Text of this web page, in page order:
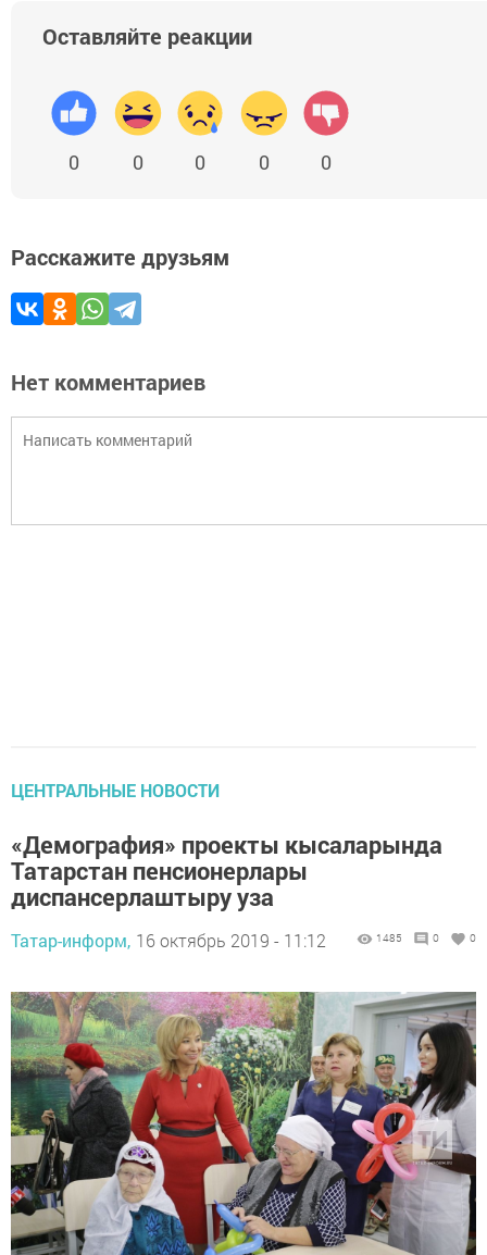
Оставляйте реакции
0 0 0 0 0
Расскажите друзьям
Нет комментариев
ЦЕНТРАЛЬНЫЕ НОВОСТИ
«Демография» проекты кысаларында
Татарстан пенсионерлары
диспансерлаштыру уза
Татар-информ, 16 октябрь 2019 - 11:12 1485 0 0